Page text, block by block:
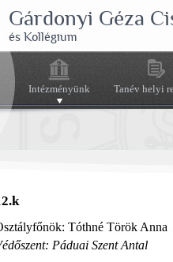
Gárdonyi Géza
és Kollégium
Intézményünk Tanév helyi
Tóthné Török Anna
Páduai Szent Antal